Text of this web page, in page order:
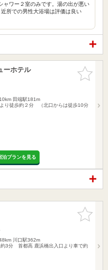
ャワー２室のみです。湯の出が悪い
所での男性大浴場は評価は良い
お気に入
りに追加
ーホテル
田端駅181m
り徒歩約２分 （北口からは徒歩10分
泊プランを見る
お気に入
りに追加
川口駅362m
約3分 首都高 鹿浜橋出入口より車で約